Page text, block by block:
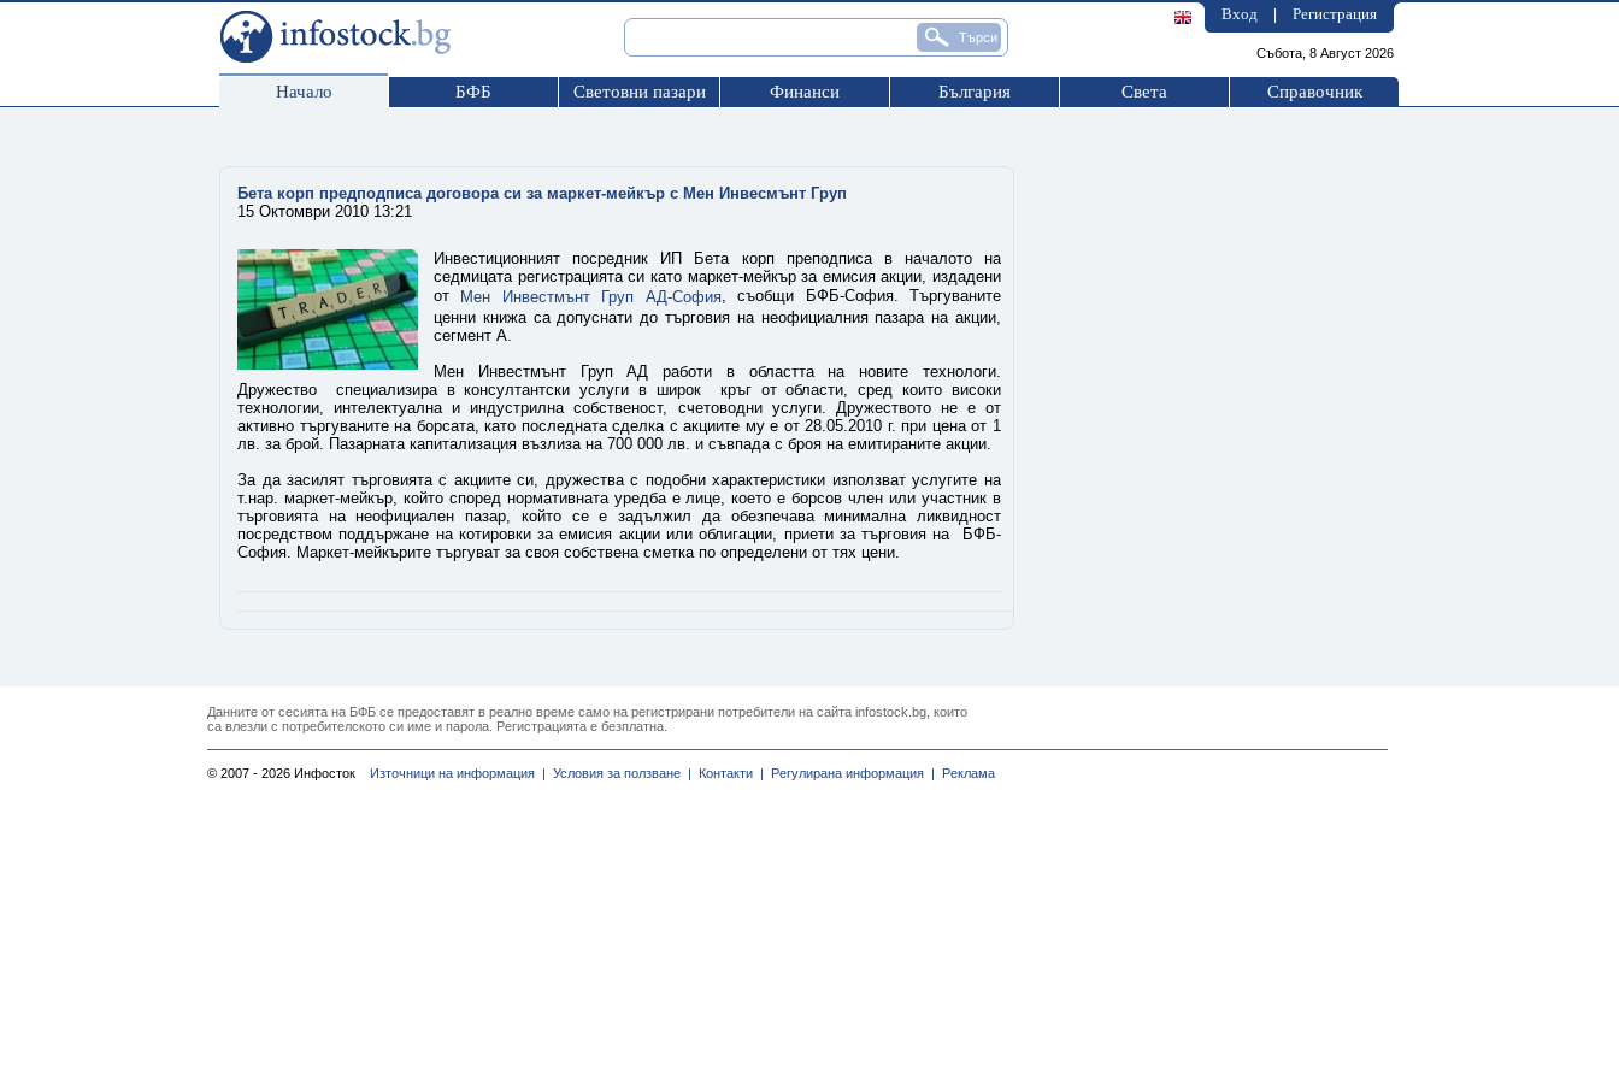
Вход Регистрация
Събота, 8 Август 2026
Начало БФБ Световни пазари Финанси България Света Справочник
Бета корп предподписа договора си за маркет-мейкър с Мен Инвесмънт Груп
15 Октомври 2010 13:21
Инвестиционният посредник ИП Бета корп преподписа в началото на
седмицата регистрацията си като маркет-мейкър за емисия акции, издадени
от
Мен Инвестмънт Груп АД-София, съобщи БФБ-София. Търгуваните
ценни книжа са допуснати до търговия на неофициалния пазара на акции,
сегмент А.
Мен Инвестмънт Груп АД работи в областта на новите технологи.
Дружество специализира в консултантски услуги в широк кръг от области, сред които високи
технологии, интелектуална и индустрилна собственост, счетоводни услуги. Дружеството не е от
активно търгуваните на борсата, като последната сделка с акциите му е от 28.05.2010 г. при цена от 1
лв. за брой. Пазарната капитализация възлиза на 700 000 лв. и съвпада с броя на емитираните акции.
За да засилят търговията с акциите си, дружества с подобни характеристики използват услугите на
т.нар. маркет-мейкър, който според нормативната уредба е лице, което е борсов член или участник в
търговията на неофициален пазар, който се е задължил да обезпечава минимална ликвидност
посредством поддържане на котировки за емисия акции или облигации, приети за търговия на БФБ-
София. Маркет-мейкърите търгуват за своя собствена сметка по определени от тях цени.
Данните от сесията на БФБ се предоставят в реално време само на регистрирани потребители на сайта infostock.bg, които
са влезли с потребителското си име и парола. Регистрацията е безплатна.
© 2007 - 2026 Инфосток Източници на информация | Условия за ползване | Контакти | Регулирана информация | Реклама